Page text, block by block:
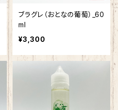
ブラグレ（おとなの葡萄）_60
ml
¥3,300